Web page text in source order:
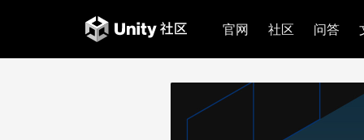
官网 社区 问答